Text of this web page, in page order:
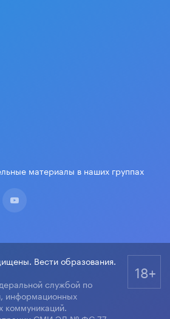
материалы в наших группах
Вести образования.
службой по
информационных
коммуникаций.
18+